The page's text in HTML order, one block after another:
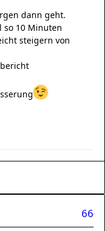
dann geht.
so 10 Minuten
steigern von
66